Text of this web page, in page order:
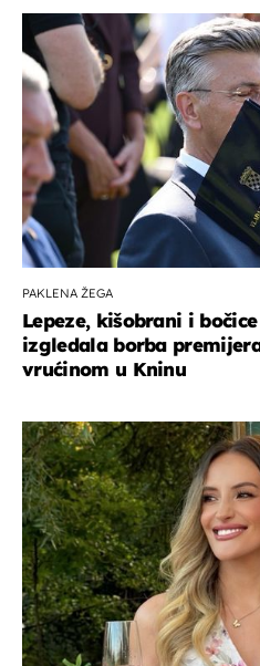
PAKLENA ŽEGA
Lepeze, kišobrani i
izgledala borba
vrućinom u Kninu